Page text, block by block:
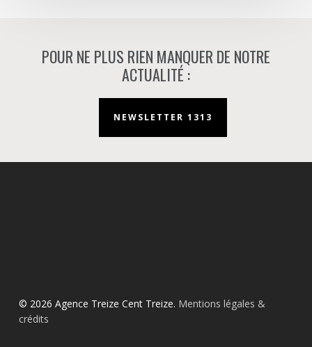
POUR NE PLUS RIEN MANQUER DE NOTRE
ACTUALITÉ :
NEWSLETTER 1313
© 2026 Agence Treize Cent Treize. Mentions légales &
crédits